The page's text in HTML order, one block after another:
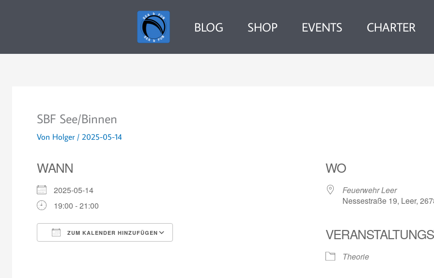
BLOG SHOP EVENTS CHARTER
SBF See/Binnen
Von Holger / 2025-05-14
WANN
2025-05-14
19:00 - 21:00
ZUM KALENDER HINZUFÜGEN
WO
Feuerwehr Leer
Nessestraße 19, Leer,
Theorie